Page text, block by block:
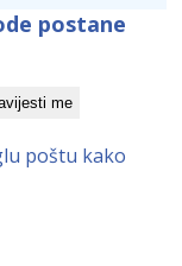
postane
me
poštu kako